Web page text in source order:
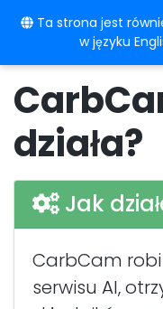
Ta strona jest
w języku
działa?
Jak
CarbCam robi
serwisu AI,